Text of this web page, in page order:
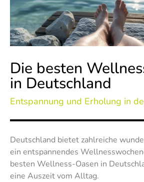
Die besten
in Deutschland
Entspannung und Erholung in
Deutschland bietet zahlreiche
ein entspannendes
besten Wellness-Oasen in
eine Auszeit vom Alltag.